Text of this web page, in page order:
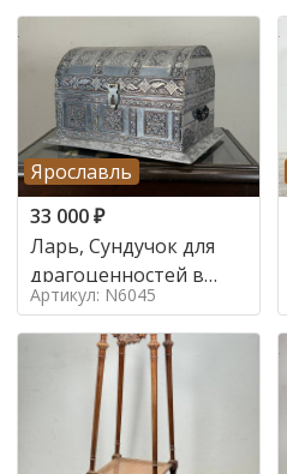
Ярославль
33 000₽
Ларь, Сундучок для
драгоценностей в
стиле
Артикул: N6045